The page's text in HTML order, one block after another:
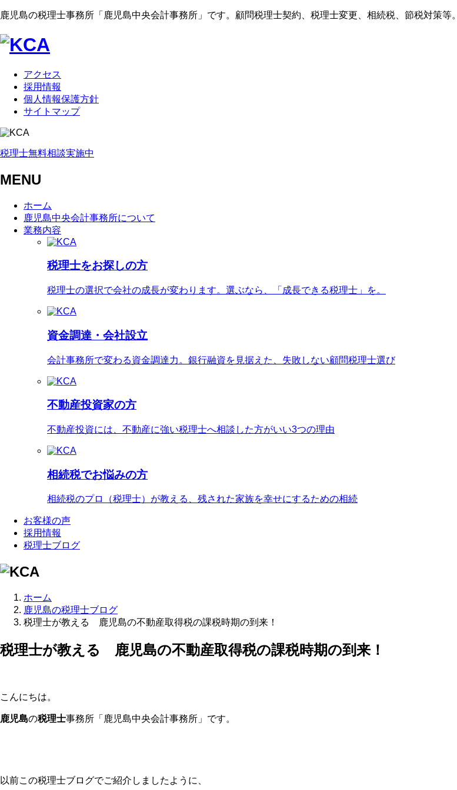
鹿児島の税理士事務所「鹿児島中央会計事務所」です。顧問税理士契約、税理士変更、相続税、節税対策等。
アクセス
採用情報
個人情報保護方針
サイトマップ
税理士無料相談実施中
MENU
ホーム
鹿児島中央会計事務所について
業務内容
税理士をお探しの方
税理士の選択で会社の成長が変わります。選ぶなら、「成長できる税理士」を。
資金調達・会社設立
会計事務所で変わる資金調達力。銀行融資を見据えた、失敗しない顧問税理士選び
不動産投資家の方
不動産投資には、不動産に強い税理士へ相談した方がいい3つの理由
相続税でお悩みの方
相続税のプロ（税理士）が教える、残された家族を幸せにするための相続
お客様の声
採用情報
税理士ブログ
ホーム
鹿児島の税理士ブログ
税理士が教える 鹿児島の不動産取得税の課税時期の到来！
税理士が教える 鹿児島の不動産取得税の課税時期の到来！
こんにちは。
鹿児島の税理士事務所「鹿児島中央会計事務所」です。
以前この税理士ブログでご紹介しましたように、